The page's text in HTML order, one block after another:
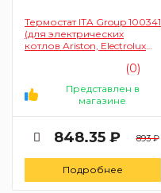
Термостат ITA Group 100341
(для электрических
котлов Ariston, Electrolux
(0)
Представлен в
магазине
848.35 ₽ 893 ₽
Подробнее